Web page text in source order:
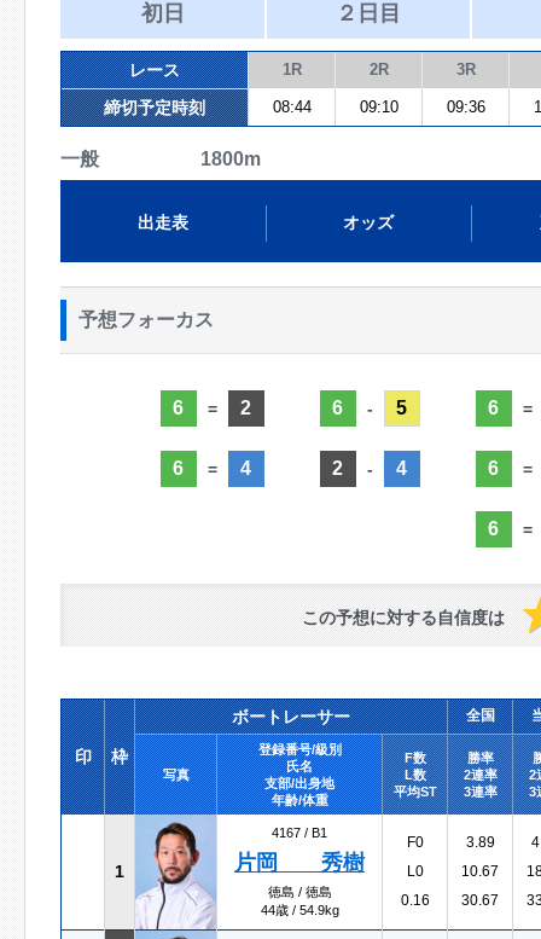
初日 ２日目
レース 1R 2R 3R
締切予定時刻 08:44 09:10 09:36
一般 1800m
出走表 オッズ
予想フォーカス
6 = 2
6 = 4
6 - 5
2 - 4
6 =
6 =
6 =
この予想に対する自信度は
印 枠
ボートレーサー 全国
写真
登録番号/級別
氏名
支部/出身地
年齢/体重
F数
L数
平均ST
勝率
2連率
3連率
2
3
1
4167 / B1
片岡 秀樹
徳島 / 徳島
44歳 / 54.9kg
F0
L0
0.16
3.89
10.67
30.67